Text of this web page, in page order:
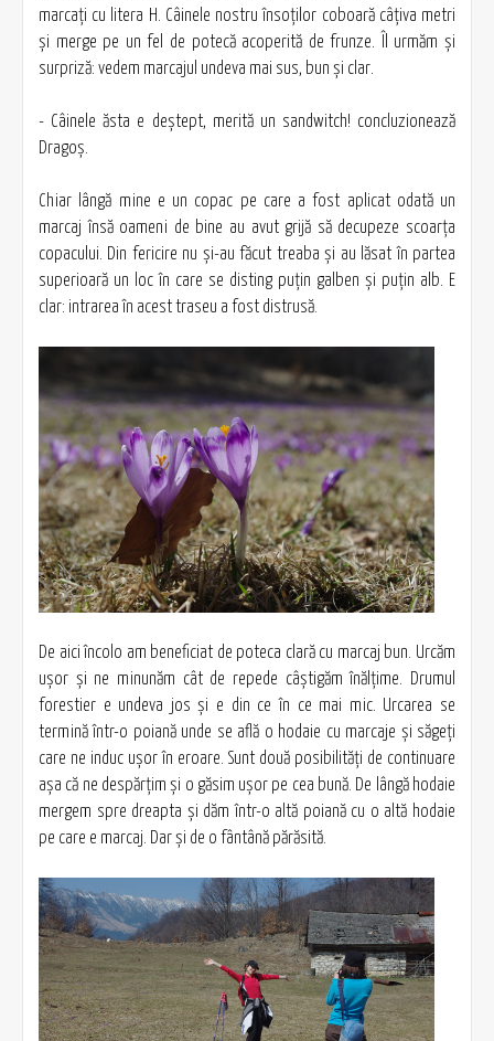
marcaţi cu litera H. Câinele nostru însoților coboară câţiva metri
şi merge pe un fel de potecă acoperită de frunze. Îl urmăm şi
surpriză: vedem marcajul undeva mai sus, bun şi clar.
- Câinele ăsta e deştept, merită un sandwitch! concluzionează
Dragoş.
Chiar lângă mine e un copac pe care a fost aplicat odată un
marcaj însă oameni de bine au avut grijă să decupeze scoarţa
copacului. Din fericire nu şi-au făcut treaba şi au lăsat în partea
superioară un loc în care se disting puţin galben şi puţin alb. E
clar: intrarea în acest traseu a fost distrusă.
De aici încolo am beneficiat de poteca clară cu marcaj bun. Urcăm
uşor şi ne minunăm cât de repede câştigăm înălţime. Drumul
forestier e undeva jos şi e din ce în ce mai mic. Urcarea se
termină într-o poiană unde se află o hodaie cu marcaje şi săgeţi
care ne induc uşor în eroare. Sunt două posibilităţi de continuare
aşa că ne despărţim şi o găsim uşor pe cea bună. De lângă hodaie
mergem spre dreapta şi dăm într-o altă poiană cu o altă hodaie
pe care e marcaj. Dar şi de o fântână părăsită.